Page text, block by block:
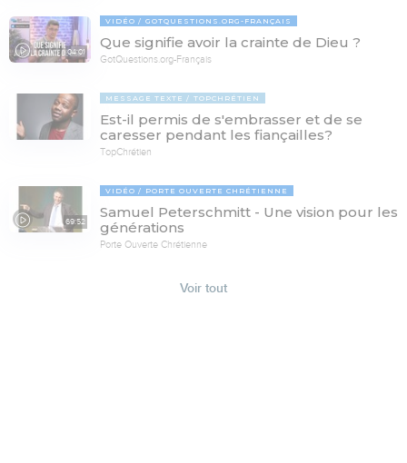
04:01
VIDÉO GOTQUESTIONS.ORG-FRANÇAIS
Que signifie avoir la crainte de Dieu ?
GotQuestions.org-Français
MESSAGE TEXTE TOPCHRÉTIEN
Est-il permis de s'embrasser et de se
caresser pendant les fiançailles?
TopChrétien
69:52
VIDÉO PORTE OUVERTE CHRÉTIENNE
Samuel Peterschmitt - Une vision pour les
générations
Porte Ouverte Chrétienne
Voir tout